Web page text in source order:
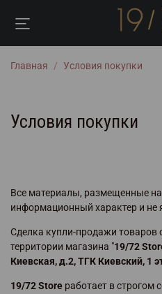
Главная Условия покупки
Условия покупки
Все материалы, размещенные на
информационный характер и не
Сделка купли-продажи товаров
территории магазина "19/72
Киевская, д.2, ТГК Киевский, 1
19/72 Store работает в строгом